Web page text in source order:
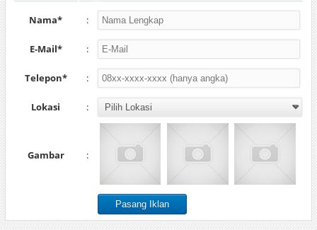
Nama* :
E-Mail* :
Telepon* :
Lokasi :
Gambar :